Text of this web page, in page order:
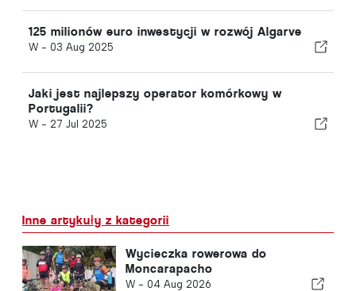
125 milionów euro inwestycji w rozwój Algarve
W - 03 Aug 2025
Jaki jest najlepszy operator komórkowy w
Portugalii?
W - 27 Jul 2025
Inne artykuły z kategorii
Wycieczka rowerowa do
Moncarapacho
W - 04 Aug 2026